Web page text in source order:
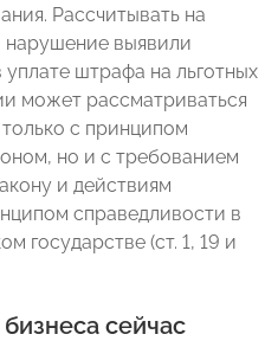
Рассчитывать на
выявили
штрафа на льготных
может рассматриваться
с принципом
но и с требованием
и действиям
справедливости в
государстве (ст. 1, 19 и
сейчас